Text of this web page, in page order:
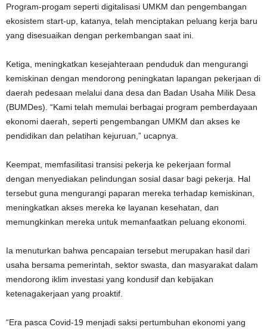
Program-progam seperti digitalisasi UMKM dan pengembangan
ekosistem start-up, katanya, telah menciptakan peluang kerja baru
yang disesuaikan dengan perkembangan saat ini.
Ketiga, meningkatkan kesejahteraan penduduk dan mengurangi
kemiskinan dengan mendorong peningkatan lapangan pekerjaan di
daerah pedesaan melalui dana desa dan Badan Usaha Milik Desa
(BUMDes). “Kami telah memulai berbagai program pemberdayaan
ekonomi daerah, seperti pengembangan UMKM dan akses ke
pendidikan dan pelatihan kejuruan,” ucapnya.
Keempat, memfasilitasi transisi pekerja ke pekerjaan formal
dengan menyediakan pelindungan sosial dasar bagi pekerja. Hal
tersebut guna mengurangi paparan mereka terhadap kemiskinan,
meningkatkan akses mereka ke layanan kesehatan, dan
memungkinkan mereka untuk memanfaatkan peluang ekonomi.
Ia menuturkan bahwa pencapaian tersebut merupakan hasil dari
usaha bersama pemerintah, sektor swasta, dan masyarakat dalam
mendorong iklim investasi yang kondusif dan kebijakan
ketenagakerjaan yang proaktif.
“Era pasca Covid-19 menjadi saksi pertumbuhan ekonomi yang